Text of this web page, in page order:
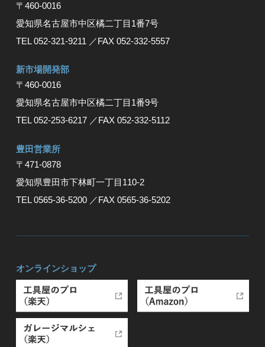
〒460-0016
愛知県名古屋市中区橘⼆丁⽬1番7号
TEL 052-321-9211 ／FAX 052-332-5557
新市場開発部
〒460-0016
愛知県名古屋市中区橘二丁目1番9号
TEL 052-253-6217 ／FAX 052-332-5112
豊⽥営業所
〒471-0878
愛知県豊⽥市下林町⼀丁⽬110-2
TEL 0565-36-5200 ／FAX 0565-36-5202
オンラインショップ